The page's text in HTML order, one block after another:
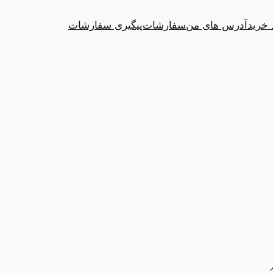
خرید آدرس های منسفارشاتپیگیری سفارشات